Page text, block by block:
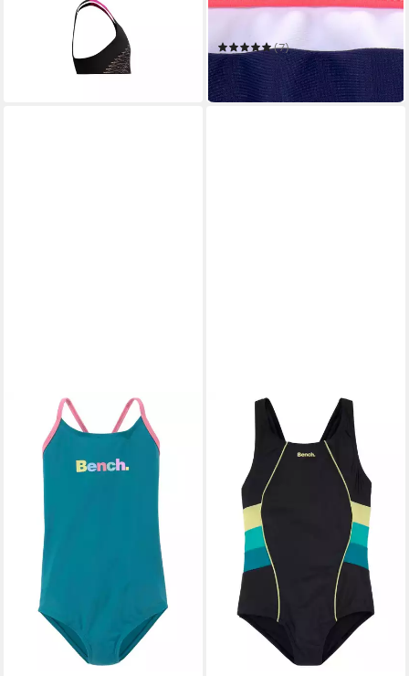
Bustier-Bikini
in 1-2 Werktagen bei dir
KANGAROOS
(7)
29,99 €
in 1-2 Werktagen bei dir